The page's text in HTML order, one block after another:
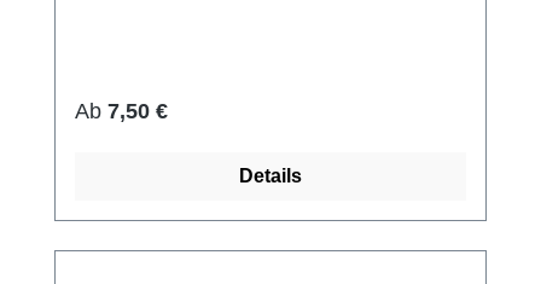
Regulärer Preis:
Ab 7,50 €
Details